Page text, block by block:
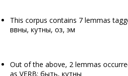
This corpus contains 7 lemmas
вӧвны, кутны, оз, эм
Out of the above, 2 lemmas
as VERB: быть, кутны